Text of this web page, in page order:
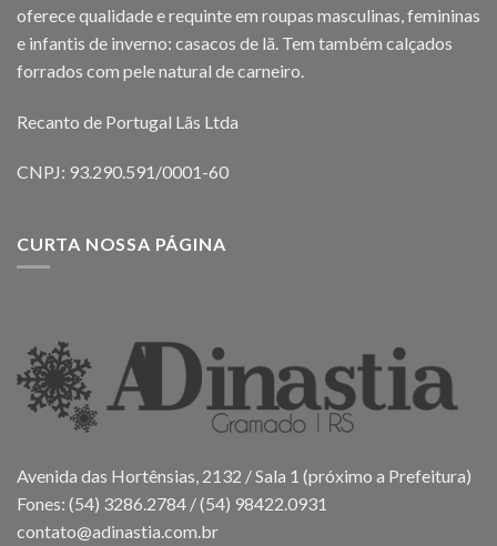
oferece qualidade e requinte em roupas masculinas, femininas
e infantis de inverno: casacos de lã. Tem também calçados
forrados com pele natural de carneiro.
Recanto de Portugal Lãs Ltda
CNPJ: 93.290.591/0001-60
CURTA NOSSA PÁGINA
Avenida das Hortênsias, 2132 / Sala 1 (próximo a Prefeitura)
Fones: (54) 3286.2784 / (54) 98422.0931
contato@adinastia.com.br